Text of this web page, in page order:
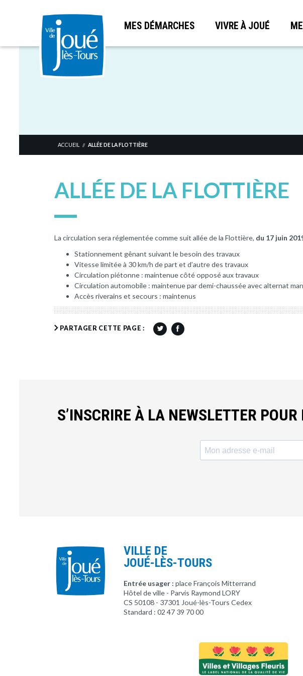
Aller
MES DÉMARCHES VIVRE À JOUÉ
ACCUEIL // ALLÉE DE LA FLOTTIÈRE
ALLÉE DE LA FLOTTIÈRE
La circulation sera réglementée comme suit allée de la Flottière, du 17 juin
Stationnement gênant suivant le besoin des travaux
Vitesse limitée à 30 km/h de part et d’autre des travaux
Circulation piétonne : maintenue côté opposé aux travaux
Circulation automobile : maintenue par demi-chaussée avec alternat
Accès riverains et secours : maintenus
PARTAGER CETTE PAGE :
S’INSCRIRE À LA NEWSLETTER
VILLE DE
JOUÉ-LÈS-TOURS
Entrée usager : place François Mitterrand
Hôtel de ville - Parvis Raymond LORY
CS 50108 - 37301 Joué-lès-Tours Cedex
Standard : 02 47 39 70 00